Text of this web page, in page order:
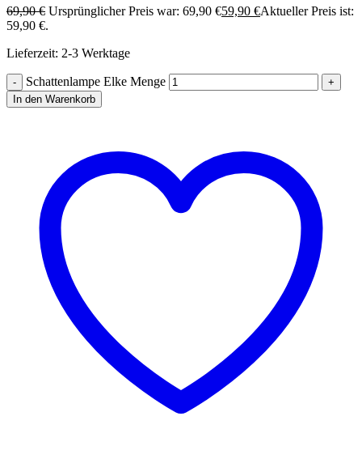
69,90€ Ursprünglicher Preis war: 69,90 €59,90 €Aktueller Preis ist:
59,90 €.
Lieferzeit: 2-3 Werktage
Schattenlampe Elke Menge
In den Warenkorb